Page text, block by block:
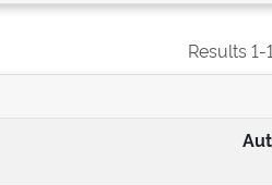
Results